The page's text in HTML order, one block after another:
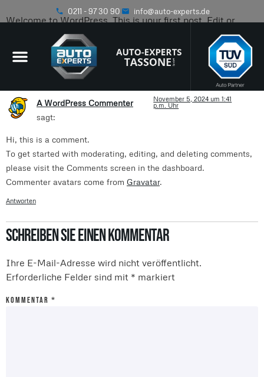
0211 - 97 30 90 info@auto-experts.de
Welcome to WordPress. This is your first post. Edit or
delete it, then start writing!
Eine Antwort
A WordPress Commenter
sagt:
November 5, 2024 um 1:41
p.m. Uhr
Hi, this is a comment.
To get started with moderating, editing, and deleting comments,
please visit the Comments screen in the dashboard.
Commenter avatars come from Gravatar.
Antworten
Schreiben Sie einen Kommentar
Ihre E-Mail-Adresse wird nicht veröffentlicht.
Erforderliche Felder sind mit * markiert
KOMMENTAR *